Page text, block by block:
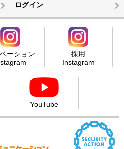
ログイン
ーション
採用
Instagram
YouTube